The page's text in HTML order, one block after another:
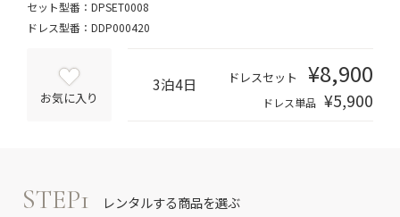
セット型番：DPSET0008
ドレス型番：DDP000420
お気に入り
3泊4日 ドレスセット ¥8,900
ドレス単品 ¥5,900
STEP1 レンタルする商品を選ぶ